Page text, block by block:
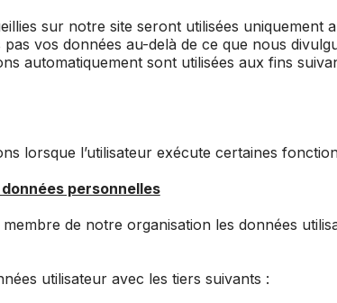
sur notre site seront utilisées
vos données au-delà de ce que nous
automatiquement sont utilisées aux fins
lorsque l’utilisateur exécute certaines
personnelles
de notre organisation les données
utilisateur avec les tiers suivants :